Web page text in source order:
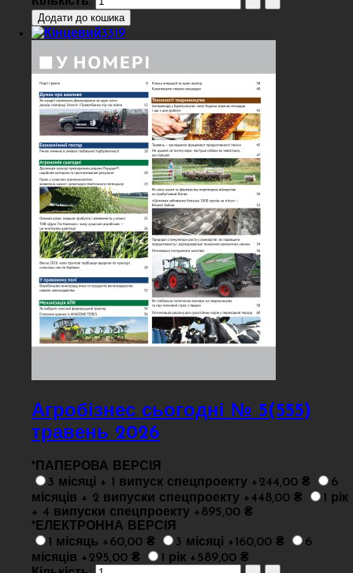
Агробізнес сьогодні № 5(555)
травень 2026
* ПАПЕРОВА ВЕРСІЯ
3 місяці + 1 випуск спецпроекту +244,00 ₴
6
місяців + 2 випуски спецпроекту +448,00 ₴
1 рік
+ 4 випуски спецпроекту +895,00 ₴
* ЕЛЕКТРОННА ВЕРСІЯ
1 місяць +60,00 ₴
3 місяці +160,00 ₴
6
місяців +295,00 ₴
1 рік +589,00 ₴